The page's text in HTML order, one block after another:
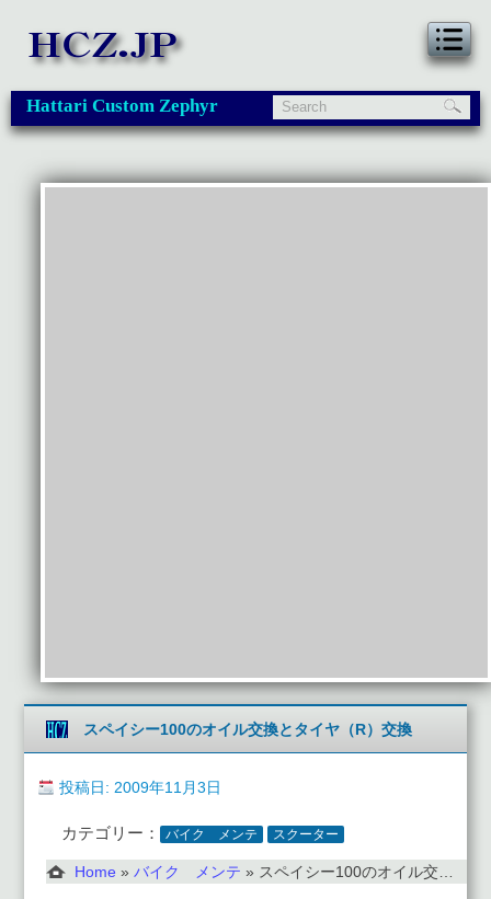
Hattari Custom Zephyr
スペイシー100のオイル交換とタイヤ（R）交換
投稿日: 2009年11月3日
カテゴリー： バイク メンテ スクーター
Home » バイク メンテ » スペイシー100のオイル交換とタイヤ（R）交換